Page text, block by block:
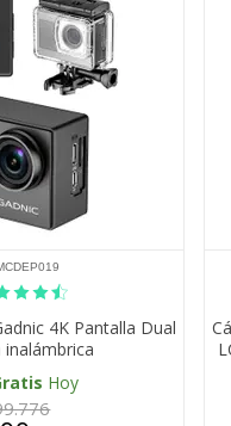
4K Pantalla Dual
inalámbrica
Hoy